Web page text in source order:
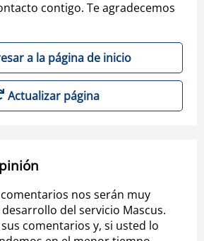
contigo. Te agradecemos
a la página de inicio
Actualizar página
nos serán muy
del servicio Mascus.
comentarios y, si usted lo